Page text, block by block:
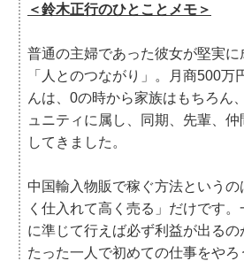
＜鈴木正行のひとことメモ＞
普通の主婦であった彼女が堅実
「人とのつながり」。月商500万
んは、0の時から家族はもちろん
ュニティに属し、同期、先輩、
してきました。
中国輸入物販で稼ぐ方法という
く仕入れて高く売る」だけです
に準じて行えば必ず利益が出るの
たった一人で初めての仕事をや